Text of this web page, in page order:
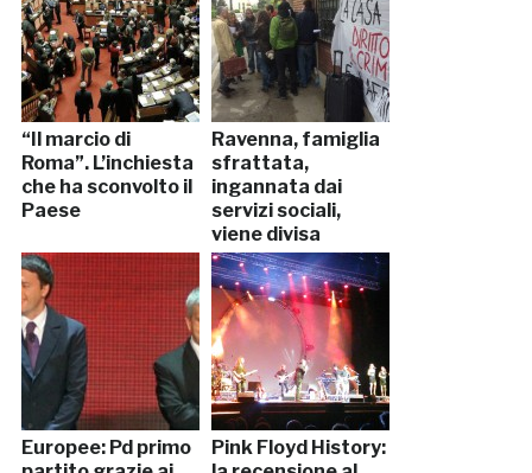
“Il marcio di
Roma”. L’inchiesta
che ha sconvolto il
Paese
Ravenna, famiglia
sfrattata,
ingannata dai
servizi sociali,
viene divisa
Europee: Pd primo
Pink Floyd History: